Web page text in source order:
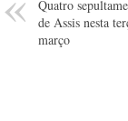
Quatro
de Assis nesta
março